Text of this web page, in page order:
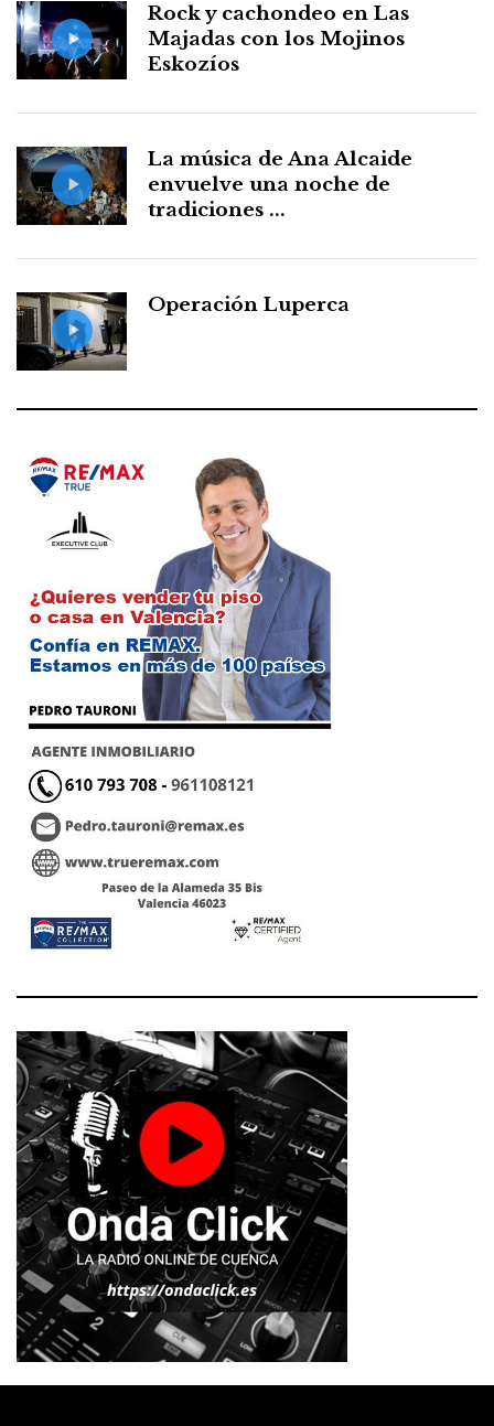
Rock y cachondeo en Las
Majadas con los Mojinos
Eskozíos
La música de Ana Alcaide
envuelve una noche de
tradiciones ...
Operación Luperca